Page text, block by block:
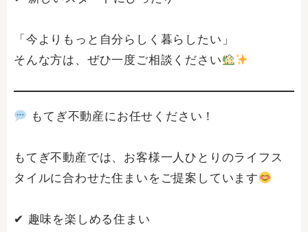
「今よりもっと自分らしく暮らしたい」
そんな方は、ぜひ一度ご相談ください
もてぎ不動産にお任せください！
もてぎ不動産では、お客様一人ひとりのライフス
タイルに合わせた住まいをご提案しています
✔ 趣味を楽しめる住まい